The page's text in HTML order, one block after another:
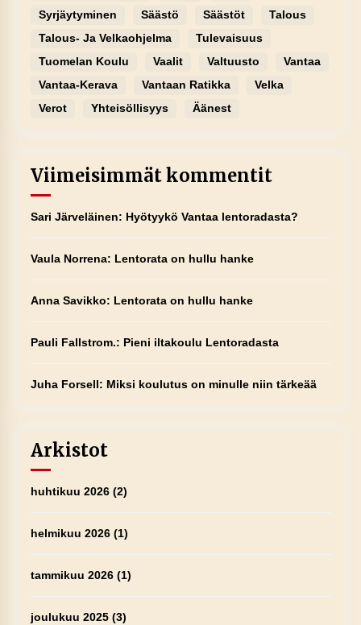
Syrjäytyminen
Säästö Säästöt
Talous
Talous- Ja Velkaohjelma
Tulevaisuus
Tuomelan Koulu
Vaalit Valtuusto
Vantaa
Vantaa-Kerava
Vantaan Ratikka
Velka
Verot
Yhteisöllisyys Äänest
Viimeisimmät kommentit
Sari Järveläinen: Hyötyykö Vantaa lentoradasta?
Vaula Norrena: Lentorata on hullu hanke
Anna Savikko: Lentorata on hullu hanke
Pauli Fallstrom.: Pieni iltakoulu Lentoradasta
Juha Forsell: Miksi koulutus on minulle niin tärkeää
Arkistot
huhtikuu 2026(2)
helmikuu 2026(1)
tammikuu 2026(1)
joulukuu 2025(3)